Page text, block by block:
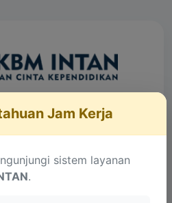
KonsultasiJam Kerja
sistem layanan
.